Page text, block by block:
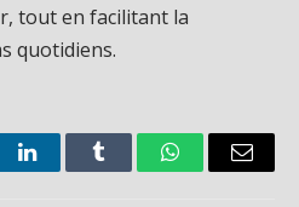
tout en facilitant la
quotidiens.
LinkedInTumblr WhatsAppEmail